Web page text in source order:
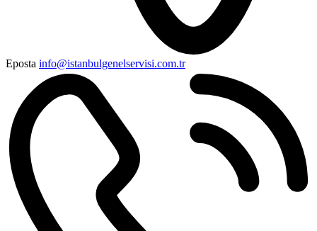
Eposta info@istanbulgenelservisi.com.tr